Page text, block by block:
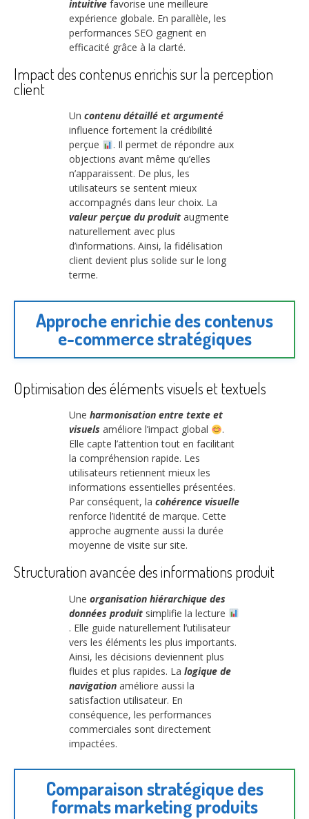
intuitive favorise une meilleure
expérience globale. En parallèle, les
performances SEO gagnent en
efficacité grâce à la clarté.
Impact des contenus enrichis sur la perception
client
Un contenu détaillé et argumenté
influence fortement la crédibilité
perçue
. Il permet de répondre aux
objections avant même qu’elles
n’apparaissent. De plus, les
utilisateurs se sentent mieux
accompagnés dans leur choix. La
valeur perçue du produit augmente
naturellement avec plus
d’informations. Ainsi, la fidélisation
client devient plus solide sur le long
terme.
Approche enrichie des contenus
e-commerce stratégiques
Optimisation des éléments visuels et textuels
Une harmonisation entre texte et
visuels améliore l’impact global
.
Elle capte l’attention tout en facilitant
la compréhension rapide. Les
utilisateurs retiennent mieux les
informations essentielles présentées.
Par conséquent, la cohérence visuelle
renforce l’identité de marque. Cette
approche augmente aussi la durée
moyenne de visite sur site.
Structuration avancée des informations produit
Une organisation hiérarchique des
données produit simplifie la lecture
. Elle guide naturellement l’utilisateur
vers les éléments les plus importants.
Ainsi, les décisions deviennent plus
fluides et plus rapides. La logique de
navigation améliore aussi la
satisfaction utilisateur. En
conséquence, les performances
commerciales sont directement
impactées.
Comparaison stratégique des
formats marketing produits